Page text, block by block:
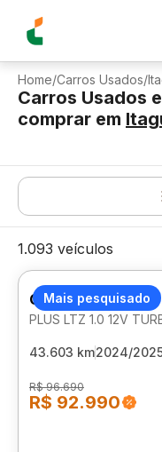
Home/Carros Usados/
Carros Usados
comprar em
1.093 veículos
Mais pesquisado
CHEVROLET ONIX
PLUS LTZ 1.0 12V
43.603 km2024/
R$ 96.690
R$ 92.990